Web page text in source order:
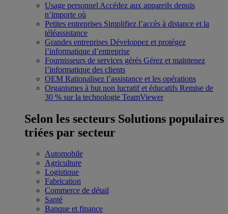
Usage personnel Accédez aux appareils depuis
n’importe où
Petites entreprises Simplifiez l’accès à distance et la
téléassistance
Grandes entreprises Développez et protégez
l’informatique d’entreprise
Fournisseurs de services gérés Gérez et maintenez
l’informatique des clients
OEM Rationalisez l’assistance et les opérations
Organismes à but non lucratif et éducatifs Remise de
30 % sur la technologie TeamViewer
Selon les secteurs Solutions populaires
triées par secteur
Automobile
Agriculture
Logistique
Fabrication
Commerce de détail
Santé
Banque et finance